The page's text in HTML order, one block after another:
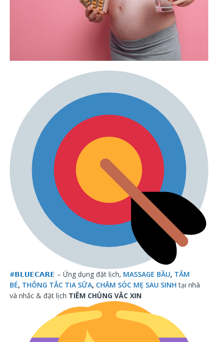
#𝗕𝗟𝗨𝗘𝗖𝗔𝗥𝗘 – Ứng dụng đặt lịch, MASSAGE BẦU, TẮM
BÉ, THÔNG TẮC TIA SỮA, CHĂM SÓC MẸ SAU SINH tại nhà
và nhắc & đặt lịch TIÊM CHỦNG VẮC XIN